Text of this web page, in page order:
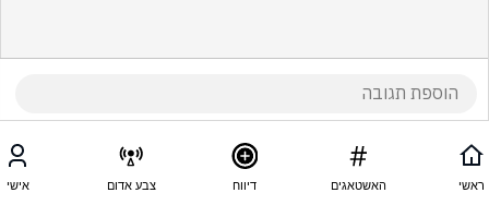
ראשי האשטאגים דיווח צבע אדום אישי